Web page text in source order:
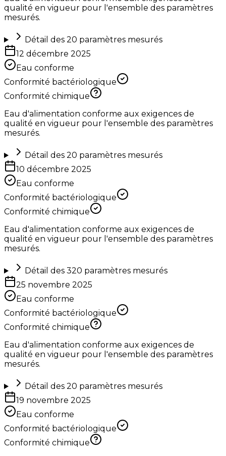
qualité en vigueur pour l'ensemble des paramètres
mesurés.
Détail des 20 paramètres mesurés
12 décembre 2025
Eau conforme
Conformité bactériologique
Conformité chimique
Eau d'alimentation conforme aux exigences de
qualité en vigueur pour l'ensemble des paramètres
mesurés.
Détail des 20 paramètres mesurés
10 décembre 2025
Eau conforme
Conformité bactériologique
Conformité chimique
Eau d'alimentation conforme aux exigences de
qualité en vigueur pour l'ensemble des paramètres
mesurés.
Détail des 320 paramètres mesurés
25 novembre 2025
Eau conforme
Conformité bactériologique
Conformité chimique
Eau d'alimentation conforme aux exigences de
qualité en vigueur pour l'ensemble des paramètres
mesurés.
Détail des 20 paramètres mesurés
19 novembre 2025
Eau conforme
Conformité bactériologique
Conformité chimique